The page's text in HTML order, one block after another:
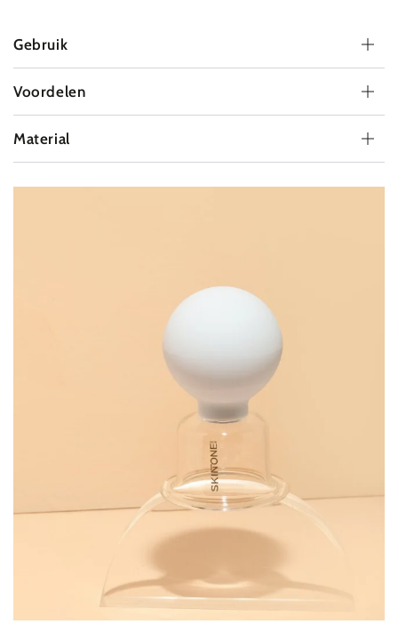
Gebruik
Voordelen
Material